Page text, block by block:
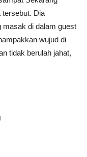
tersebut. Dia
masak di dalam guest
wujud di
tidak berulah jahat,